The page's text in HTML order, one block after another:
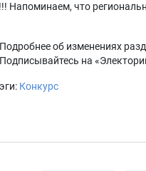
!!! Напоминаем, что
об изменениях
на
Конкурс